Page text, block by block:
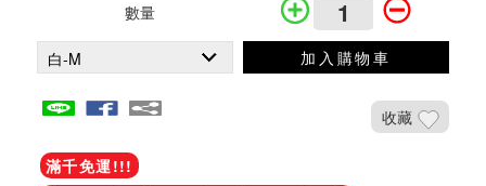
數量
加入購物車
收藏
滿千免運!!!